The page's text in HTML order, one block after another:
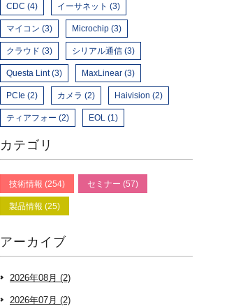
CDC (4) イーサネット (3)
マイコン (3) Microchip (3)
クラウド (3) シリアル通信 (3)
Questa Lint (3) MaxLinear (3)
PCIe (2) カメラ (2) Haivision (2)
ティアフォー (2) EOL (1)
カテゴリ
技術情報 (254) セミナー (57)
製品情報 (25)
アーカイブ
2026年08月 (2)
2026年07月 (2)